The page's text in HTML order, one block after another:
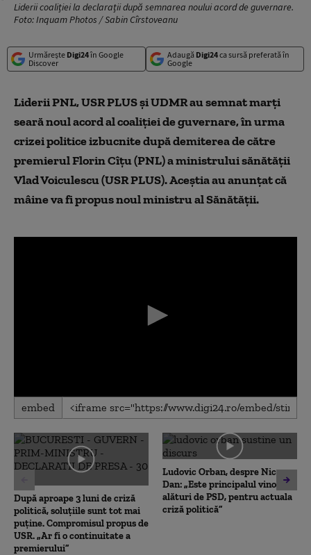
Liderii coaliției la declarații după semnarea noului acord de guvernare.
Foto: Inquam Photos / Sabin Cîrstoveanu
Urmărește Digi24în Google
Discover
Adaugă Digi24ca sursă preferată în
Google
Liderii PNL, USR PLUS și UDMR au semnat marți
seară noul acord al coaliției de guvernare, în urma
crizei politice izbucnite după demiterea de către
premierul Florin Cîțu (PNL) a ministrului sănătății
Vlad Voiculescu (USR PLUS).Aceștia au anunțat că
mâine va fi propus noul ministru al Sănătății.
0
seconds
0
seconds
embed
După aproape 3 luni de criză
politică, soluțiile sunt tot mai
puține. Compromisul propus de
USR. „Ar fi o continuitate a
premierului”
Ludovic Orban, despre Nicușor
Dan: „Este principalul vinovat,
alături de PSD, pentru actuala
criză politică”